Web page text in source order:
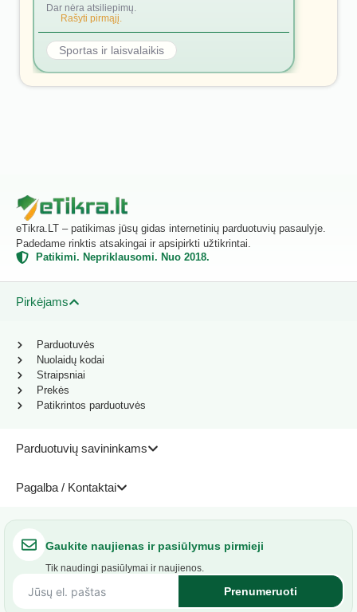
Dar nėra atsiliepimų.
Rašyti pirmąjį.
Sportas ir laisvalaikis
eTikra.LT – patikimas jūsų gidas internetinių parduotuvių pasaulyje.
Padedame rinktis atsakingai ir apsipirkti užtikrintai.
Patikimi. Nepriklausomi. Nuo 2018.
Pirkėjams
Parduotuvių savininkams
Pagalba / Kontaktai
Parduotuvės
Nuolaidų kodai
Straipsniai
Prekės
Patikrintos parduotuvės
Gaukite naujienas ir pasiūlymus pirmieji
Tik naudingi pasiūlymai ir naujienos.
Prenumeruoti